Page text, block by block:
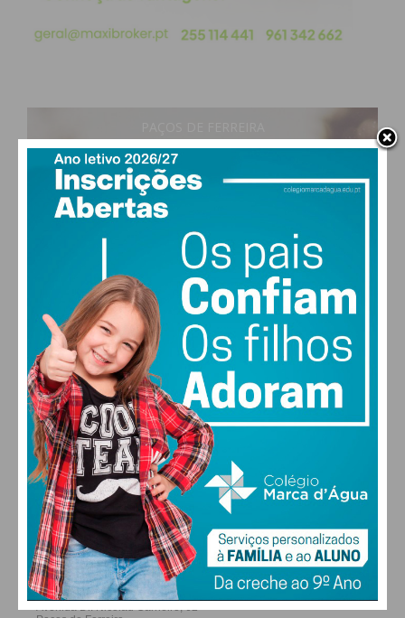
28°
51% humidade
30°
QUI
30
SEX
29°
SÁB
28°
ALTERAR
FARMACIAS DE SERVIÇO EM PAÇOS DE
FERREIRA